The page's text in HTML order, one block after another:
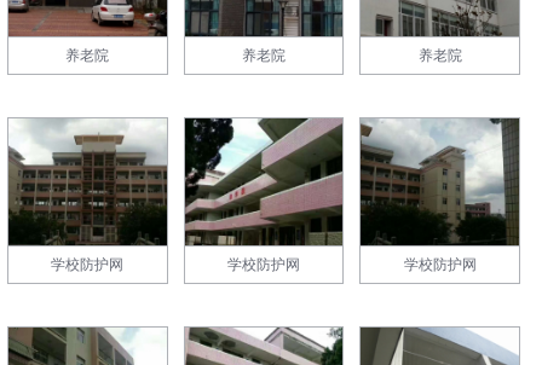
养老院 养老院 养老院
学校防护网 学校防护网 学校防护网